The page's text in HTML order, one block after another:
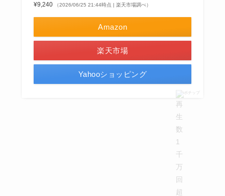
¥9,240
（2026/06/25 21:44時点 | 楽天市場調べ）
Amazon
楽天市場
Yahooショッピング
ポチップ